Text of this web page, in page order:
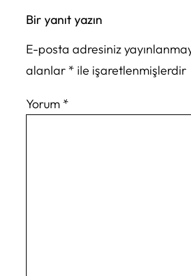
Bir yanıt yazın
E-posta adresiniz
alanlar * ile işaretlenmişlerdir
Yorum *